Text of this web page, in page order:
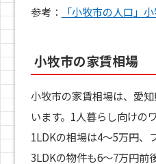
参考： 「小牧市の人口」
小牧市の家賃相場
小牧市の家賃相場は、愛
います。1人暮らし向けの
1LDKの相場は4〜5万円、
3LDKの物件も6〜7万円前